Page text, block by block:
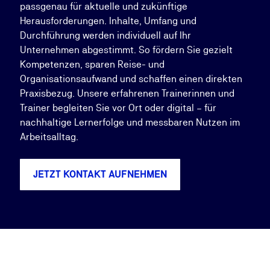
passgenau für aktuelle und zukünftige
Herausforderungen. Inhalte, Umfang und
Durchführung werden individuell auf Ihr
Unternehmen abgestimmt. So fördern Sie gezielt
Kompetenzen, sparen Reise- und
Organisationsaufwand und schaffen einen direkten
Praxisbezug. Unsere erfahrenen Trainerinnen und
Trainer begleiten Sie vor Ort oder digital – für
nachhaltige Lernerfolge und messbaren Nutzen im
Arbeitsalltag.
JETZT KONTAKT AUFNEHMEN